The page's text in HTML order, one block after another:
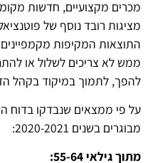
מכרים מקצועיים, חדשות
מציגות רובד נוסף של
התוצאות המקיפות
להפך, לתמוך במיקוד בקהל
על פי ממצאים שנבדקו בדוח
מבוגרים בשנים 2020-2021:
מתוך גילאי 55-64: